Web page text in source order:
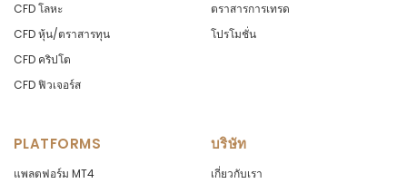
CFD โลหะ
CFD หุ้น/ตราสารทุน
CFD คริปโต
CFD ฟิวเจอร์ส
ตราสารการเทรด
โปรโมชั่น
PLATFORMS
แพลตฟอร์ม MT4
บริษัท
เกี่ยวกับเรา